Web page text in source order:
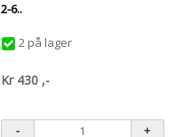
2-6..
2 på lager
Kr 430 ,-